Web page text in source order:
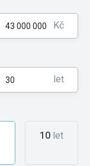
Kč
let
10 let